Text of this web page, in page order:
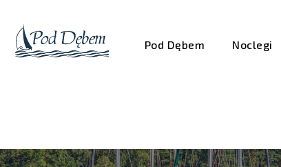
Pod Dębem Noclegi